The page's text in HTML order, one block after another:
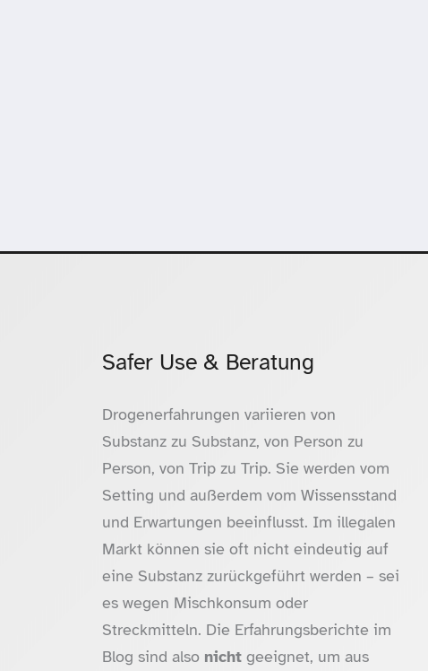
Safer Use & Beratung
Drogenerfahrungen variieren von
Substanz zu Substanz, von Person zu
Person, von Trip zu Trip. Sie werden vom
Setting und außerdem vom Wissensstand
und Erwartungen beeinflusst. Im illegalen
Markt können sie oft nicht eindeutig auf
eine Substanz zurückgeführt werden – sei
es wegen Mischkonsum oder
Streckmitteln. Die Erfahrungsberichte im
Blog sind also nicht geeignet, um aus